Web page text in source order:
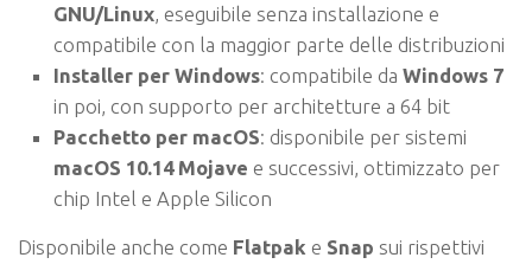
GNU/Linux , eseguibile senza installazione e
compatibile con la maggior parte delle distribuzioni
Installer per Windows: compatibile da Windows 7
in poi, con supporto per architetture a 64 bit
Pacchetto per macOS: disponibile per sistemi
macOS 10.14 Mojave e successivi, ottimizzato per
chip Intel e Apple Silicon
Disponibile anche come Flatpak e Snap sui rispettivi